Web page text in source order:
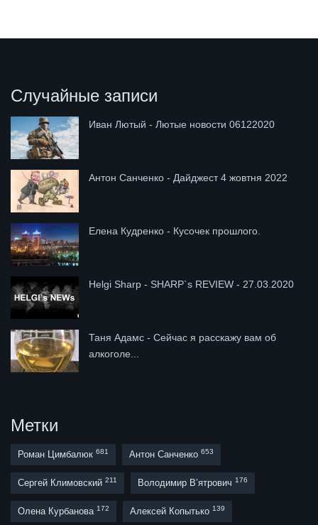
Случайные записи
Иван Лютый - Лютые новости 06122020
Антон Санченко - Дайджест 4 жовтня 2022
Елена Кудренко - Кусочек прошлого.
Helgi Sharp - SHARP`s REVIEW - 27.03.2020
Таня Адамс - Сейчас я расскажу вам об
алкоголе...
Метки
Роман Цимбалюк 681 Антон Санченко 653
Сергей Климовский 211 Володимир В’ятрович 176
Олена Курбанова 172 Алексей Копытько 139